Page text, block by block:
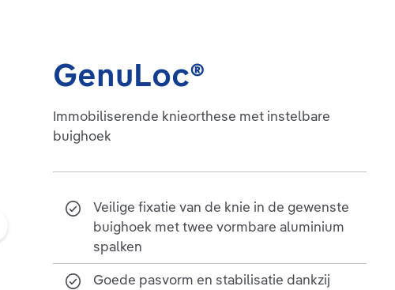
GenuLoc®
Immobiliserende knieorthese met instelbare
buighoek
Veilige fixatie van de knie in de gewenste
buighoek met twee vormbare aluminium
spalken
Goede pasvorm en stabilisatie dankzij